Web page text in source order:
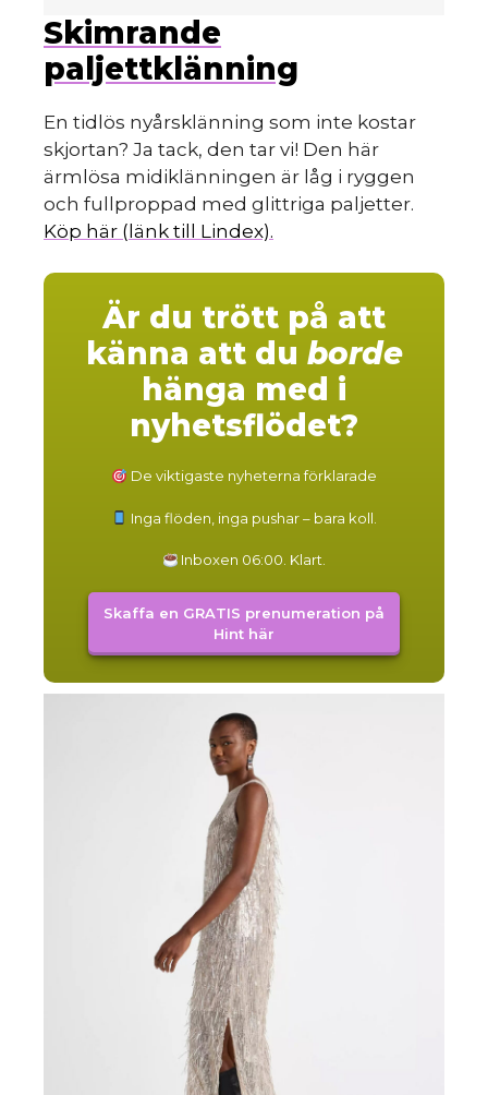
Skimrande
paljettklänning
En tidlös nyårsklänning som inte kostar
skjortan? Ja tack, den tar vi! Den här
ärmlösa midiklänningen är låg i ryggen
och fullproppad med glittriga paljetter.
Köp här (länk till Lindex).
Är du trött på att
känna att du borde
hänga med i
nyhetsflödet?
De viktigaste nyheterna förklarade
Inga flöden, inga pushar – bara koll.
Inboxen 06:00. Klart.
Skaffa en GRATIS prenumeration på
Hint här